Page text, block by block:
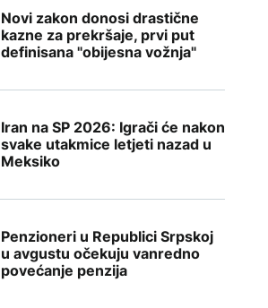
Novi zakon donosi drastične
kazne za prekršaje, prvi put
definisana "obijesna vožnja"
Iran na SP 2026: Igrači će nakon
svake utakmice letjeti nazad u
Meksiko
Penzioneri u Republici Srpskoj
u avgustu očekuju vanredno
povećanje penzija